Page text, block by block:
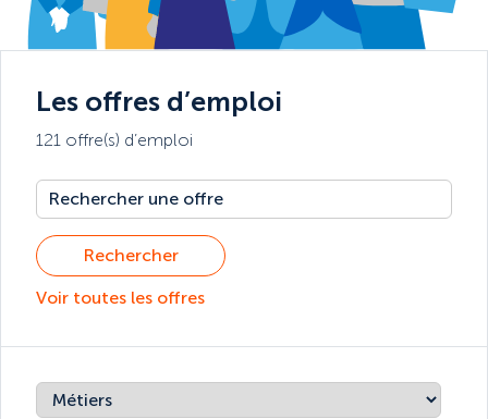
Les offres d’emploi
121 offre(s) d’emploi
Rechercher
Voir toutes les offres